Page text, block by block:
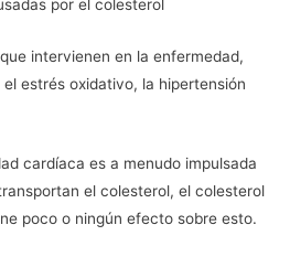
por el colesterol
intervienen en la enfermedad,
estrés oxidativo, la hipertensión
cardíaca es a menudo impulsada
el colesterol, el colesterol
poco o ningún efecto sobre esto.